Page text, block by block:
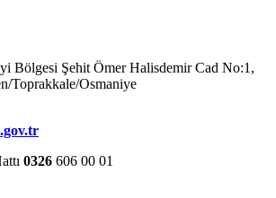
Bölgesi Şehit Ömer Halisdemir Cad No:1,
Toprakkale/Osmaniye
0326 606 00 01